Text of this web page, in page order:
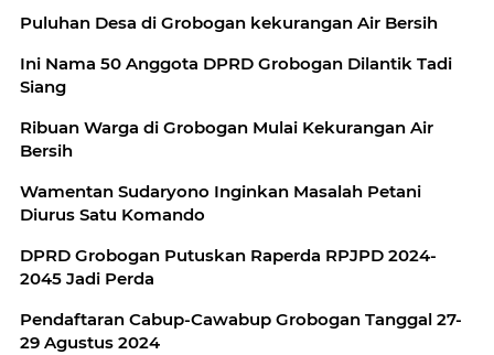
Puluhan Desa di Grobogan kekurangan Air Bersih
Ini Nama 50 Anggota DPRD Grobogan Dilantik Tadi
Siang
Ribuan Warga di Grobogan Mulai Kekurangan Air
Bersih
Wamentan Sudaryono Inginkan Masalah Petani
Diurus Satu Komando
DPRD Grobogan Putuskan Raperda RPJPD 2024-
2045 Jadi Perda
Pendaftaran Cabup-Cawabup Grobogan Tanggal 27-
29 Agustus 2024